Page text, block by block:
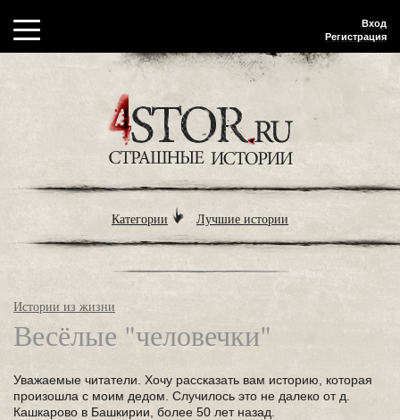
Вход
Регистрация
Категории Лучшие истории
Истории из жизни
Весёлые "человечки"
Уважаемые читатели. Хочу рассказать вам историю, которая
произошла с моим дедом. Случилось это не далеко от д.
Кашкарово в Башкирии, более 50 лет назад.